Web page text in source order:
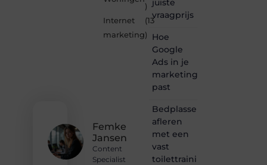
Femke
Jansen
Content
Specialist
)
Internet
marketing
(13
)
juiste
vraagprijs
Hoe
Google
Ads in je
marketingmix
past
Bedplassen
afleren
met een
vast
toilettrainingschema